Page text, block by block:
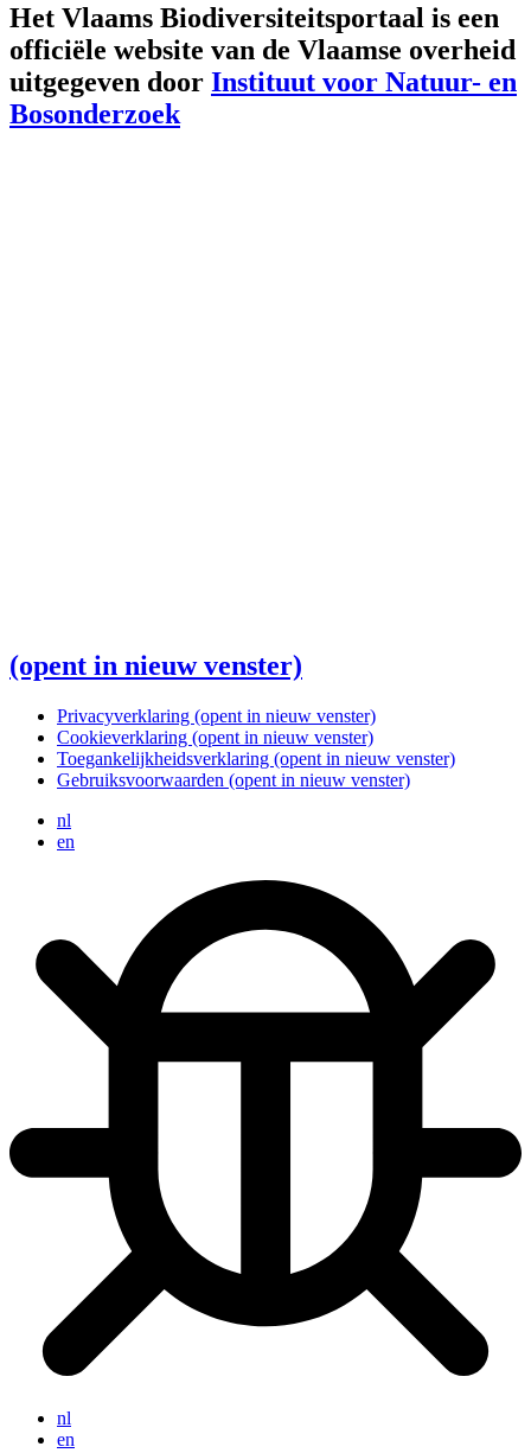
Het Vlaams Biodiversiteitsportaal is een
officiële website van de Vlaamse overheid
uitgegeven door Instituut voor Natuur- en
Bosonderzoek
(opent in nieuw venster)
Privacyverklaring (opent in nieuw venster)
Cookieverklaring (opent in nieuw venster)
Toegankelijkheidsverklaring (opent in nieuw venster)
Gebruiksvoorwaarden (opent in nieuw venster)
nl
en
nl
en